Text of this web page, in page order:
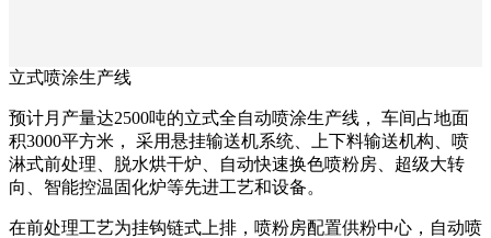
立式喷涂生产线
预计月产量达2500吨的立式全自动喷涂生产线， 车间占地面
积3000平方米， 采用悬挂输送机系统、上下料输送机构、喷
淋式前处理、脱水烘干炉、自动快速换色喷粉房、超级大转
向、智能控温固化炉等先进工艺和设备。
在前处理工艺为挂钩链式上排，喷粉房配置供粉中心，自动喷